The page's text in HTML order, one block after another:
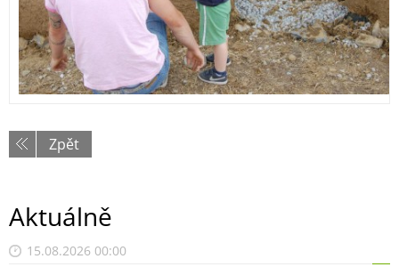
Zpět
Aktuálně
15.08.2026 00:00